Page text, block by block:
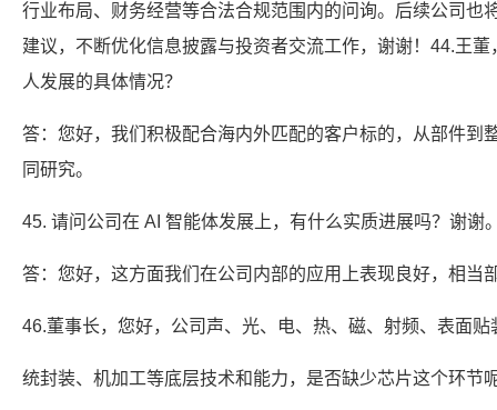
行业布局、财务经营等合法合规范围内的问询。后续公司也
建议，不断优化信息披露与投资者交流工作，谢谢！44.王
人发展的具体情况？
答：您好，我们积极配合海内外匹配的客户标的，从部件到
同研究。
45. 请问公司在 AI 智能体发展上，有什么实质进展吗？谢谢
答：您好，这方面我们在公司内部的应用上表现良好，相当
46.董事长，您好，公司声、光、电、热、磁、射频、表面贴
统封装、机加工等底层技术和能力，是否缺少芯片这个环节